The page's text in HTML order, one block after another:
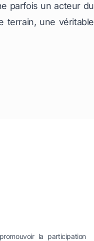
parfois un acteur du
terrain, une véritable
la participation